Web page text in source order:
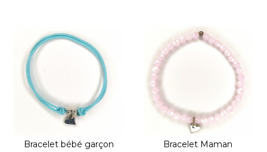
Bracelet bébé garçon Bracelet Maman